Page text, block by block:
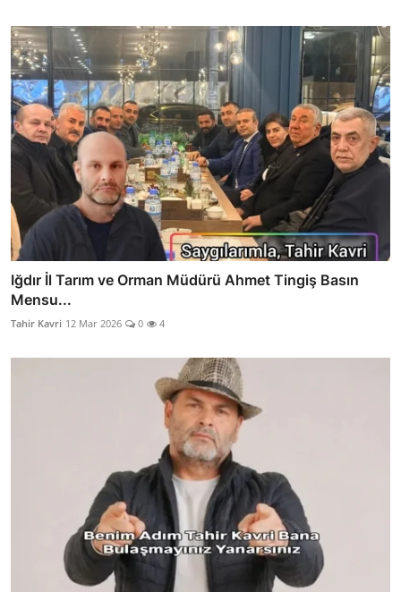
Iğdır İl Tarım ve Orman Müdürü Ahmet Tingiş Basın
Mensu...
Tahir Kavri 12 Mar 2026 0 4